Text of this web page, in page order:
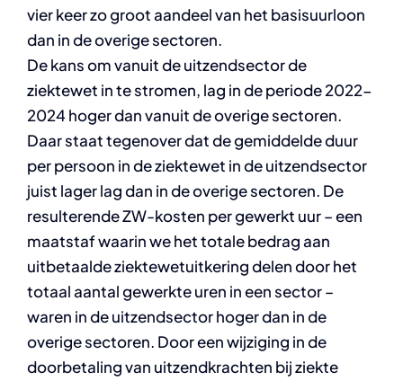
vier keer zo groot aandeel van het basisuurloon
dan in de overige sectoren.
De kans om vanuit de uitzendsector de
ziektewet in te stromen, lag in de periode 2022-
2024 hoger dan vanuit de overige sectoren.
Daar staat tegenover dat de gemiddelde duur
per persoon in de ziektewet in de uitzendsector
juist lager lag dan in de overige sectoren. De
resulterende ZW-kosten per gewerkt uur – een
maatstaf waarin we het totale bedrag aan
uitbetaalde ziektewetuitkering delen door het
totaal aantal gewerkte uren in een sector –
waren in de uitzendsector hoger dan in de
overige sectoren. Door een wijziging in de
doorbetaling van uitzendkrachten bij ziekte